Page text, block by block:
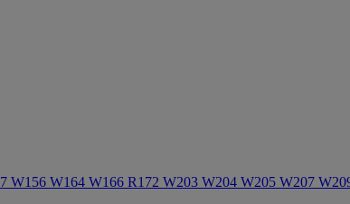
W156 W164 W166 R172 W203 W204 W205 W207